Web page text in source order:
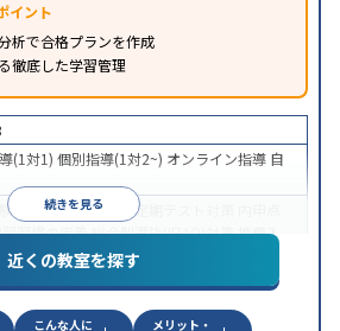
イント
析で合格プランを作成
徹底した学習管理
続きを見る
(1対1) 個別指導(1対2~) オンライン指導 自
医学部受験 授業・定期テスト対策
習慣の定着総合型選抜(旧AO)対策推薦入
学校別特化対策 国公立大対策
替可能オンライン対応1科目から受講可能
近くの教室を探す
こんな人に
メリット・